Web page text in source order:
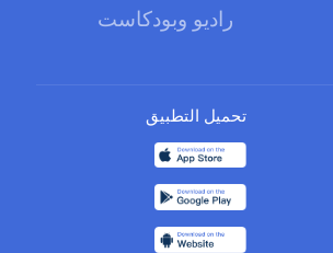
راديو وبودكاست
تحميل التطبيق